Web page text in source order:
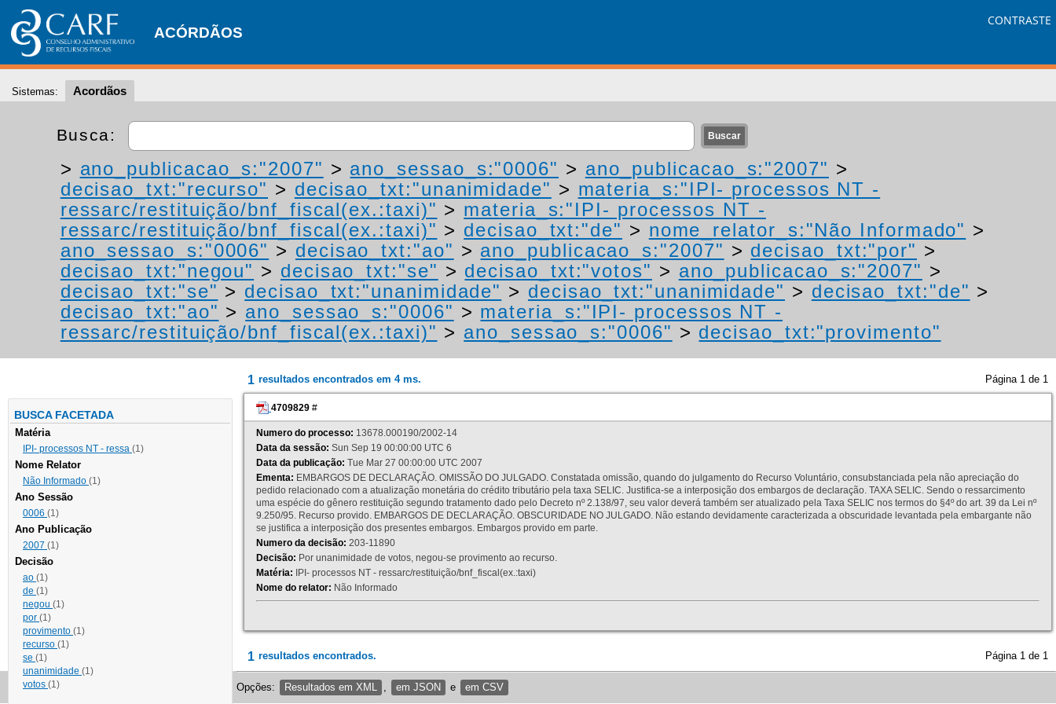
ACÓRDÃOS
CONTRASTE
Sistemas: Acordãos
Busca:
> ano_publicacao_s:"2007" > ano_sessao_s:"0006" > ano_publicacao_s:"2007" >
decisao_txt:"recurso" > decisao_txt:"unanimidade" > materia_s:"IPI- processos NT -
ressarc/restituição/bnf_fiscal(ex.:taxi)" > materia_s:"IPI- processos NT -
ressarc/restituição/bnf_fiscal(ex.:taxi)" > decisao_txt:"de" > nome_relator_s:"Não Informado" >
ano_sessao_s:"0006" > decisao_txt:"ao" > ano_publicacao_s:"2007" > decisao_txt:"por" >
decisao_txt:"negou" > decisao_txt:"se" > decisao_txt:"votos" > ano_publicacao_s:"2007" >
decisao_txt:"se" > decisao_txt:"unanimidade" > decisao_txt:"unanimidade" > decisao_txt:"de" >
decisao_txt:"ao" > ano_sessao_s:"0006" > materia_s:"IPI- processos NT -
ressarc/restituição/bnf_fiscal(ex.:taxi)" > ano_sessao_s:"0006" > decisao_txt:"provimento"
BUSCA FACETADA
Matéria
IPI- processos NT - ressa (1)
Nome Relator
Não Informado (1)
Ano Sessão
0006 (1)
Ano Publicação
2007 (1)
Decisão
ao (1)
de (1)
negou (1)
por (1)
provimento (1)
recurso (1)
se (1)
unanimidade (1)
votos (1)
1 resultados encontrados em 4 ms. Página 1 de 1
4709829 #
Numero do processo: 13678.000190/2002-14
Data da sessão: Sun Sep 19 00:00:00 UTC 6
Data da publicação: Tue Mar 27 00:00:00 UTC 2007
Ementa: EMBARGOS DE DECLARAÇÃO. OMISSÃO DO JULGADO. Constatada omissão, quando do julgamento do Recurso Voluntário, consubstanciada pela não apreciação do
pedido relacionado com a atualização monetária do crédito tributário pela taxa SELIC. Justifica-se a interposição dos embargos de declaração. TAXA SELIC. Sendo o ressarcimento
uma espécie do gênero restituição segundo tratamento dado pelo Decreto nº 2.138/97, seu valor deverá também ser atualizado pela Taxa SELIC nos termos do §4º do art. 39 da Lei nº
9.250/95. Recurso provido. EMBARGOS DE DECLARAÇÃO. OBSCURIDADE NO JULGADO. Não estando devidamente caracterizada a obscuridade levantada pela embargante não
se justifica a interposição dos presentes embargos. Embargos provido em parte.
Numero da decisão: 203-11890
Decisão: Por unanimidade de votos, negou-se provimento ao recurso.
Matéria: IPI- processos NT - ressarc/restituição/bnf_fiscal(ex.:taxi)
Nome do relator: Não Informado
1 resultados encontrados. Página 1 de 1
Opções: Resultados em XML em JSON e em CSV